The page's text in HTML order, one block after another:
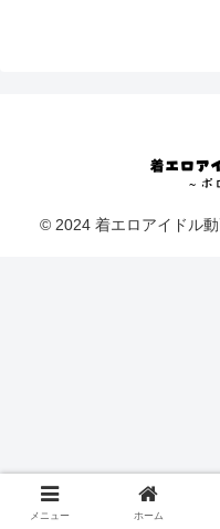
© 2024 着エロアイドル
メニュー ホーム